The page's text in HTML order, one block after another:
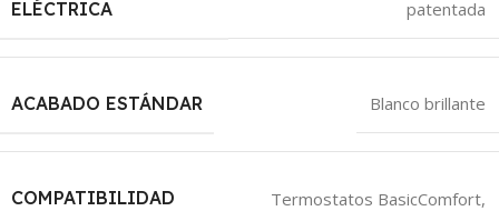
ELÉCTRICA
patentada
ACABADO ESTÁNDAR Blanco brillante
COMPATIBILIDAD
Termostatos BasicComfort,